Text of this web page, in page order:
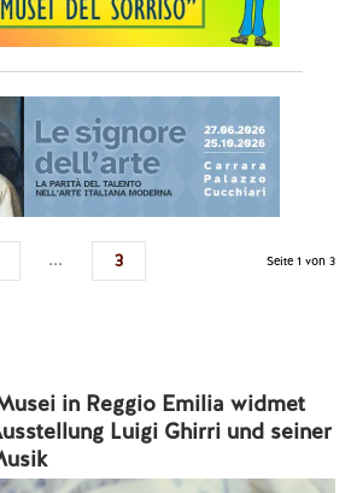
... 3 Seite 1 von 3
in Reggio Emilia widmet
Luigi Ghirri und seiner